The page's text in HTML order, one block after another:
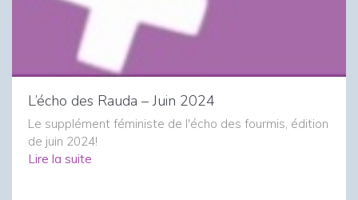
L’écho des Rauda – Juin 2024
Le supplément féministe de l'écho des fourmis, édition
de juin 2024!
Lire la suite